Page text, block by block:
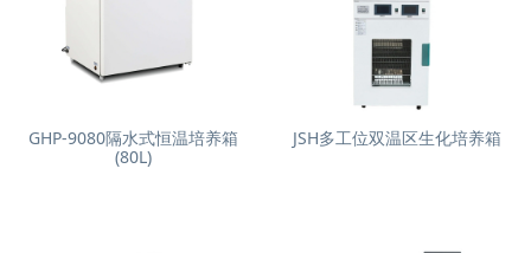
GHP-9080隔水式恒温培养箱
(80L)
JSH多工位双温区生化培养箱